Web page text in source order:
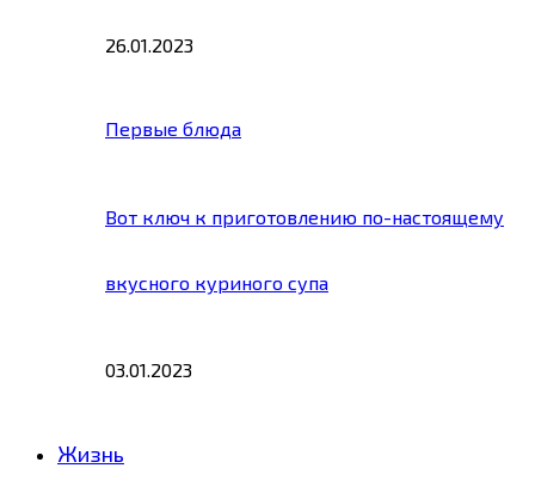
26.01.2023
Первые блюда
Вот ключ к приготовлению по-настоящему
вкусного куриного супа
03.01.2023
Жизнь